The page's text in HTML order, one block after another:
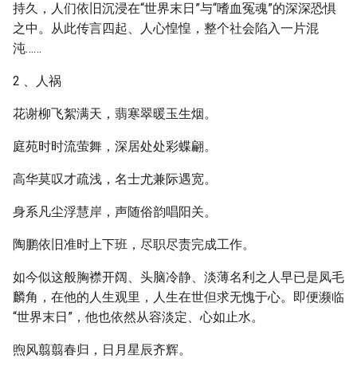
持久，人们依旧沉浸在“世界末日”与“嗜血冤魂”的深深恐惧
之中。从此传言四起、人心惶惶，整个社会陷入一片混
沌……
2 、人祸
花谢柳飞絮满天，翡寒翠暖玉生烟。
庭苑时时流萤舞，深居处处彩蝶翩。
高华莫叹才疏浅，名士尤兼际遇宽。
身系凡尘浮慧岸，声随俗韵唱阳关。
陶鹏依旧准时上下班，尽职尽责完成工作。
如今似这般胸襟开阔、头脑冷静、淡薄名利之人早已是凤毛
麟角，在他的人生观里，人生在世但求无愧于心。即便濒临
“世界末日”，他也依然从容淡定、心如止水。
煦风翦翦春归，日月星辰齐辉。